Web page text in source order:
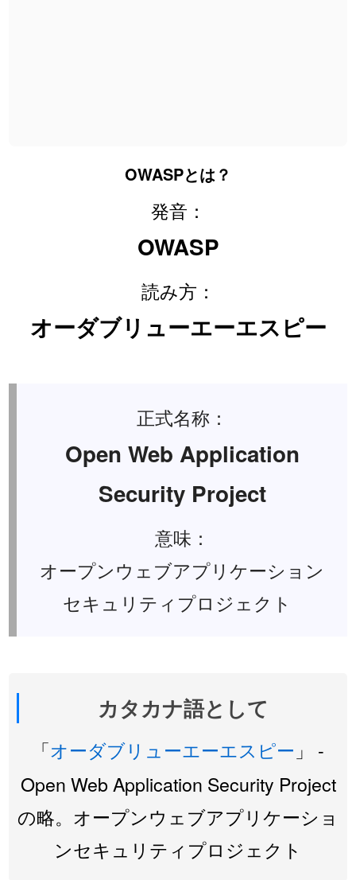
OWASPとは？
発音：
OWASP
読み方：
オーダブリューエーエスピー
正式名称：
Open Web Application
Security Project
意味：
オープンウェブアプリケーション
セキュリティプロジェクト
カタカナ語として
「オーダブリューエーエスピー 」 -
Open Web Application Security Project
の略。オープンウェブアプリケーショ
ンセキュリティプロジェクト